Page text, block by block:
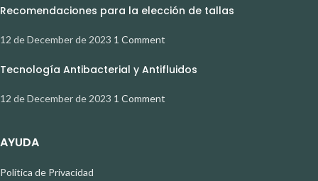
Recomendaciones para la elección de tallas
12 de December de 2023 1 Comment
Tecnología Antibacterial y Antifluidos
12 de December de 2023 1 Comment
AYUDA
Política de Privacidad